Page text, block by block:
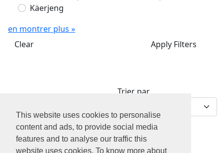
This website uses cookies to personalise
content and ads, to provide social media
features and to analyse our traffic this
website uses cookies. To know more about
Käerjeng
en montrer plus »
Clear
Apply Filters
Trier par